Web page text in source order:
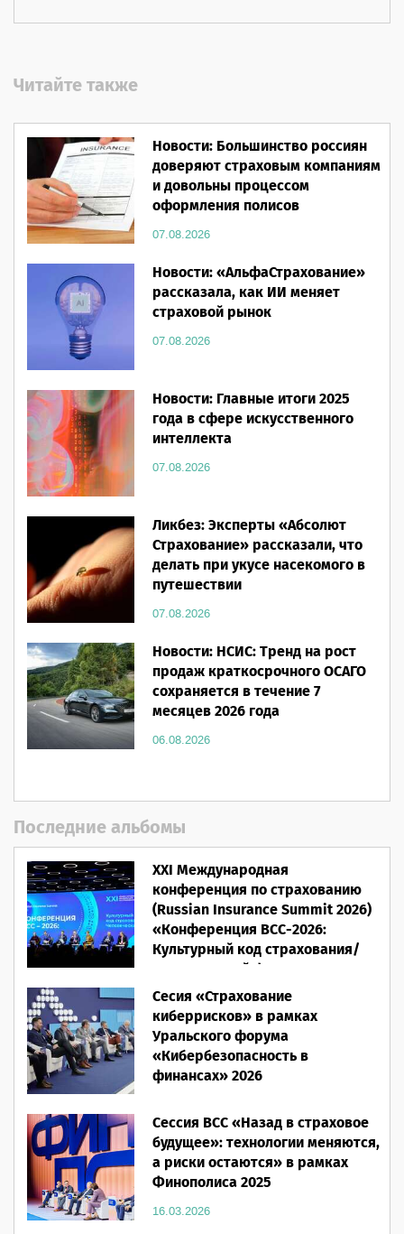
Читайте также
Новости: Большинство россиян
доверяют страховым компаниям
и довольны процессом
оформления полисов
07.08.2026
Новости: «АльфаСтрахование»
рассказала, как ИИ меняет
страховой рынок
07.08.2026
Новости: Главные итоги 2025
года в сфере искусственного
интеллекта
07.08.2026
Ликбез: Эксперты «Абсолют
Страхование» рассказали, что
делать при укусе насекомого в
путешествии
07.08.2026
Новости: НСИС: Тренд на рост
продаж краткосрочного ОСАГО
сохраняется в течение 7
месяцев 2026 года
06.08.2026
Последние альбомы
XXI Международная
конференция по страхованию
(Russian Insurance Summit 2026)
«Конференция ВСС-2026:
Культурный код страхования/
Человеческий фактор»
28.05.2026
Сесия «Страхование
киберрисков» в рамках
Уральского форума
«Кибербезопасность в
финансах» 2026
Сессия ВСС «Назад в страховое
будущее»: технологии меняются,
а риски остаются» в рамках
Финополиса 2025
16.03.2026